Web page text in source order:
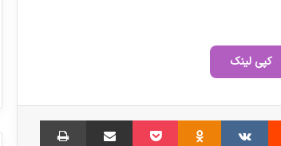
کپی لینک
‫رددیت ‫VKontakte
‫Odnoklassniki پاکت اشتراک گذاری از طریق ایمیل
نمی خورد
لیپوزوم داروی شیمی‌درمانی را به سلول‌های
سرطانی می‌رساند